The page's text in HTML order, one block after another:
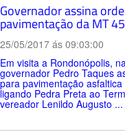
Governador assina
pavimentação da MT
25/05/2017 ás 09:03:00
Em visita a Rondonópolis,
governador Pedro Taques
para pavimentação
ligando Pedra Preta ao
vereador Lenildo Augusto ...